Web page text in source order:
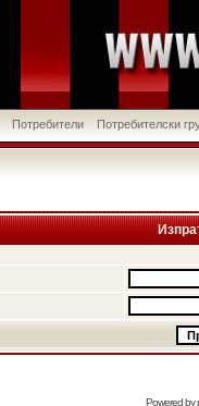
Потребители Потребителски
Powered by